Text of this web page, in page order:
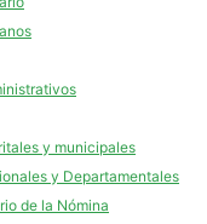
y municipales
y Departamentales
de la Nómina